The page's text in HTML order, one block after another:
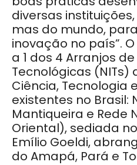
diversas
mas do mundo,
inovação no país”.
a 1 dos 4 Arranjos
Tecnológicas (NITs)
Ciência, Tecnologia
existentes no Brasil:
Mantiqueira e Rede
Oriental), sediada
Emílio Goeldi,
do Amapá, Pará e